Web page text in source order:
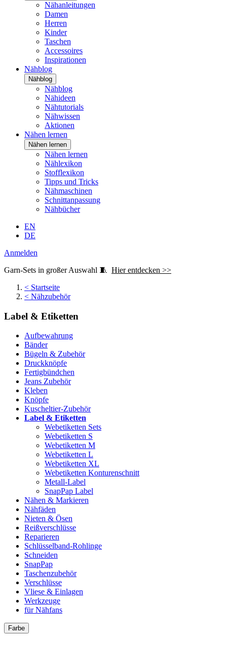
Nähanleitungen
Damen
Herren
Kinder
Taschen
Accessoires
Inspirationen
Nähblog
Nähblog
Nähblog
Nähideen
Nähtutorials
Nähwissen
Aktionen
Nähen lernen
Nähen lernen
Nähen lernen
Nählexikon
Stofflexikon
Tipps und Tricks
Nähmaschinen
Schnittanpassung
Nähbücher
EN
DE
Anmelden
Garn-Sets in großer Auswahl 🧵 Hier entdecken >>
< Startseite
< Nähzubehör
Label & Etiketten
Aufbewahrung
Bänder
Bügeln & Zubehör
Druckknöpfe
Fertigbündchen
Jeans Zubehör
Kleben
Knöpfe
Kuscheltier-Zubehör
Label & Etiketten
Webetiketten Sets
Webetiketten S
Webetiketten M
Webetiketten L
Webetiketten XL
Webetiketten Konturenschnitt
Metall-Label
SnapPap Label
Nähen & Markieren
Nähfäden
Nieten & Ösen
Reißverschlüsse
Reparieren
Schlüsselband-Rohlinge
Schneiden
SnapPap
Taschenzubehör
Verschlüsse
Vliese & Einlagen
Werkzeuge
für Nähfans
Farbe